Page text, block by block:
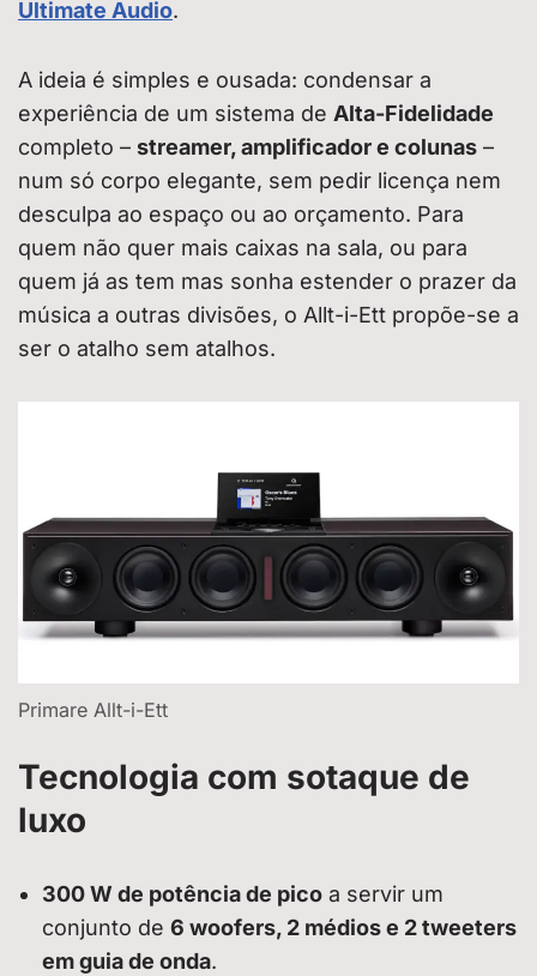
Ultimate Audio.
A ideia é simples e ousada: condensar a
experiência de um sistema de Alta-Fidelidade
completo – streamer, amplificador e colunas –
num só corpo elegante, sem pedir licença nem
desculpa ao espaço ou ao orçamento. Para
quem não quer mais caixas na sala, ou para
quem já as tem mas sonha estender o prazer da
música a outras divisões, o Allt-i-Ett propõe-se a
ser o atalho sem atalhos.
Primare Allt-i-Ett
Tecnologia com sotaque de
luxo
300 W de potência de pico a servir um
conjunto de 6 woofers, 2 médios e 2 tweeters
em guia de onda.